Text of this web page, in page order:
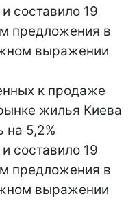
составило 19
предложения в
выражении
к продаже
жилья Киева
на 5,2%
составило 19
предложения в
выражении